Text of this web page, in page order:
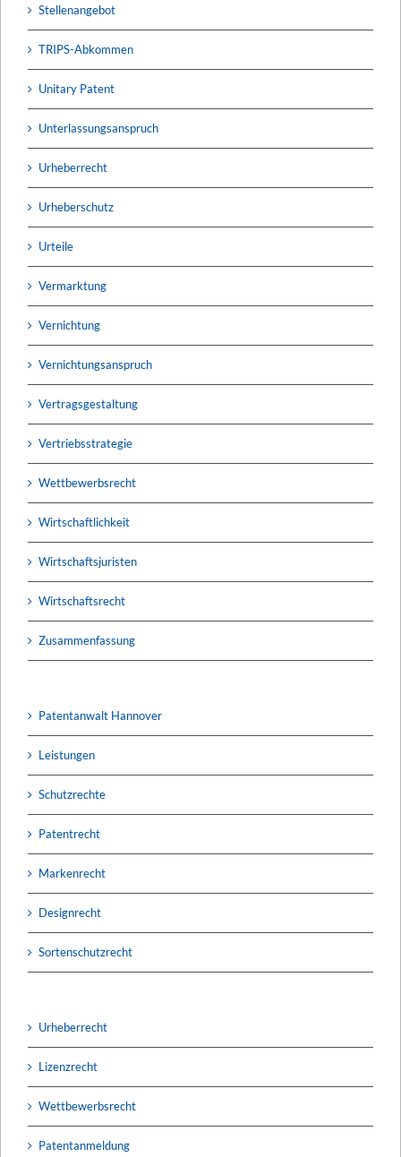
Stellenangebot
TRIPS-Abkommen
Unitary Patent
Unterlassungsanspruch
Urheberrecht
Urheberschutz
Urteile
Vermarktung
Vernichtung
Vernichtungsanspruch
Vertragsgestaltung
Vertriebsstrategie
Wettbewerbsrecht
Wirtschaftlichkeit
Wirtschaftsjuristen
Wirtschaftsrecht
Zusammenfassung
Patentanwalt Hannover
Leistungen
Schutzrechte
Patentrecht
Markenrecht
Designrecht
Sortenschutzrecht
Urheberrecht
Lizenzrecht
Wettbewerbsrecht
Patentanmeldung